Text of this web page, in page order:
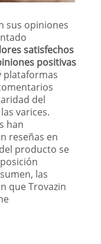
sus opiniones
satisfechos
positivas
plataformas
del
varices.
han
reseñas en
producto se
las
que Trovazin